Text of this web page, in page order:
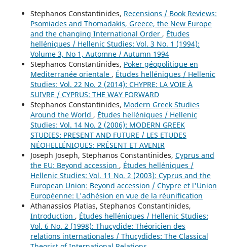
Stephanos Constantinides, Recensions / Book Reviews:
Psomiades and Thomadakis, Greece, the New Europe
and the changing International Order , Études
helléniques / Hellenic Studies: Vol. 3 No. 1 (1994):
Volume 3, No 1, Automne / Autumn 1994
Stephanos Constantinides, Poker géopolitique en
Mediterranée orientale , Études helléniques / Hellenic
Studies: Vol. 22 No. 2 (2014): CHYPRE: LA VOIE À
SUIVRE / CYPRUS: THE WAY FORWARD
Stephanos Constantinides, Modern Greek Studies
Around the World , Études helléniques / Hellenic
Studies: Vol. 14 No. 2 (2006): MODERN GREEK
STUDIES: PRESENT AND FUTURE / LES ETUDES
NÉOHELLÉNIQUES: PRÉSENT ET AVENIR
Joseph Joseph, Stephanos Constantinides, Cyprus and
the EU: Beyond accession , Études helléniques /
Hellenic Studies: Vol. 11 No. 2 (2003): Cyprus and the
European Union: Beyond accession / Chypre et l'Union
Européenne: L'adhésion en vue de la réunification
Athanassios Platias, Stephanos Constantinides,
Introduction , Études helléniques / Hellenic Studies:
Vol. 6 No. 2 (1998): Thucydide: Théoricien des
relations internationales / Thucydides: The Classical